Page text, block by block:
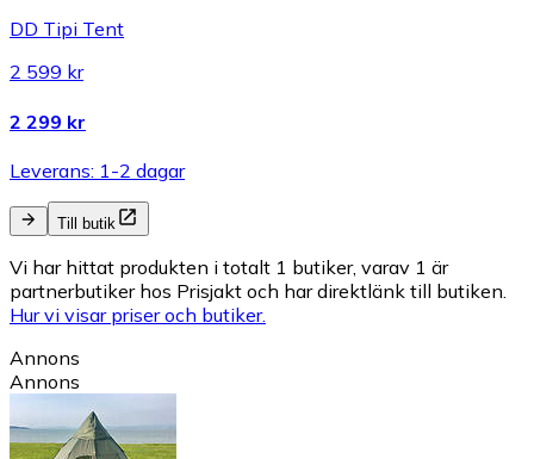
DD Tipi Tent
2 599 kr
2 299 kr
Leverans: 1-2 dagar
Till butik
Vi har hittat produkten i totalt 1 butiker, varav 1 är
partnerbutiker hos Prisjakt och har direktlänk till butiken.
Hur vi visar priser och butiker.
Annons
Annons